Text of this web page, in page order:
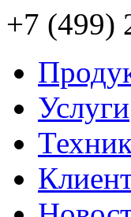
+7 (499)
Услуги